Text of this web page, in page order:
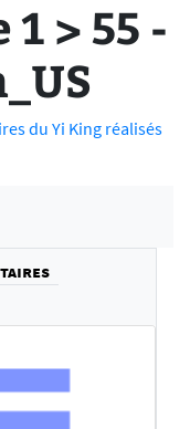
> 55 -
du Yi King réalisés